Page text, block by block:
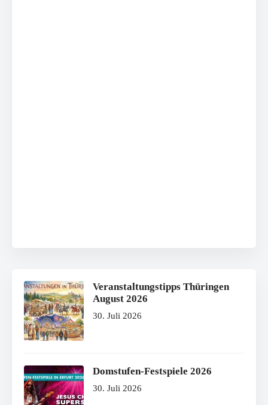
Veranstaltungstipps Thüringen
August 2026
30. Juli 2026
Domstufen-Festspiele 2026
30. Juli 2026